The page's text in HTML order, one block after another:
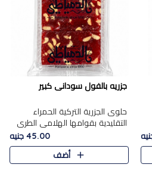
جزريه بالفول سودانى كبير
حلوى الجزرية التركية الحمراء
التقليدية بقوامها الهلامي الطري
ولونها الأحمر المميز، محشوة
بسخاء بالفول السوداني المحمص
لتمنحك توازنًا رائعًا ..
45.00 جنيه
أضف